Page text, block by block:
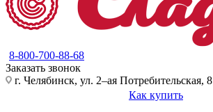
8-800-700-88-68
Заказать звонок
г. Челябинск, ул. 2–ая Потребительская, 8
Как купить